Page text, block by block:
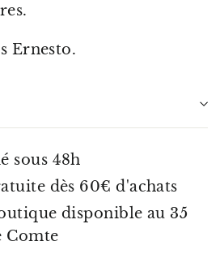
Ernesto.
sous 48h
dès 60€ d'achats
disponible au 35
Comte